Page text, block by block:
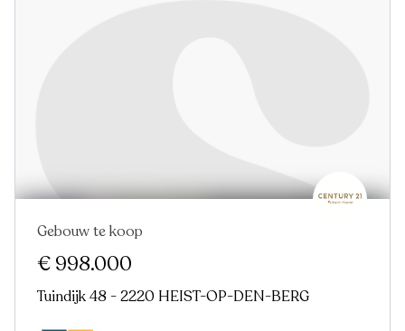
Nieuw
Gebouw te koop
€ 998.000
Tuindijk 48 - 2220 HEIST-OP-DEN-BERG